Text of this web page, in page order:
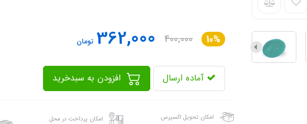
10%
400,000
362,000 تومان
آماده ارسال
امکان تحویل اکسپرس امکان پرداخت در محل